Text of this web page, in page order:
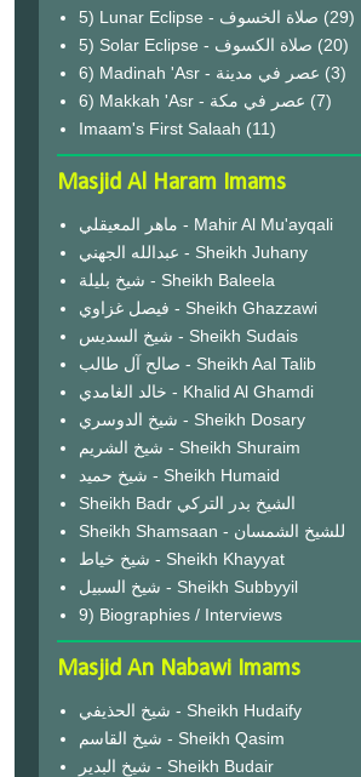
5) Lunar Eclipse - صلاة الخسوف (29)
(20)
6) Madinah 'Asr - عصر في مدينة (3)
6) Makkah 'Asr - عصر في مكة (7)
Imaam's First Salaah (11)
Masjid Al Haram Imams
ماهر المعيقلي - Mahir Al Mu'ayqali
عبدالله الجهني - Sheikh Juhany
شيخ بليلة - Sheikh Baleela
فيصل غزاوي - Sheikh Ghazzawi
شيخ السديس - Sheikh Sudais
صالح آل طالب - Sheikh Aal Talib
خالد الغامدي - Khalid Al Ghamdi
شيخ الدوسري - Sheikh Dosary
شيخ الشريم - Sheikh Shuraim
شيخ حميد - Sheikh Humaid
Sheikh Badr الشيخ بدر التركي
Sheikh Shamsaan - للشيخ الشمسان
شيخ خياط - Sheikh Khayyat
شيخ السبيل - Sheikh Subbyyil
9) Biographies / Interviews
Masjid An Nabawi Imams
شيخ الحذيفي - Sheikh Hudaify
شيخ القاسم - Sheikh Qasim
شيخ البدير - Sheikh Budair